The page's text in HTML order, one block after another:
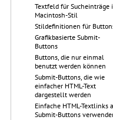
Textfeld für Sucheinträge
Macintosh-Stil
Stildefinitionen für
Grafikbasierte Submit-
Buttons
Buttons, die nur einmal
benutzt werden können
Submit-Buttons, die wie
einfacher HTML-Text
dargestellt werden
Einfache HTML-Textlinks
Submit-Buttons